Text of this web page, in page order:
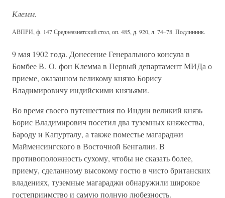
Клемм.
АВПРИ, ф. 147 Среднеазиатский стол, оп. 485, д. 920, л. 74–78. Подлинник.
9 мая 1902 года. Донесение Генерального консула в
Бомбее В. О. фон Клемма в Первый департамент МИДа о
приеме, оказанном великому князю Борису
Владимировичу индийскими князьями.
Во время своего путешествия по Индии великий князь
Борис Владимирович посетил два туземных княжества,
Бароду и Капурталу, а также поместье магараджи
Майменсингского в Восточной Бенгалии. В
противоположность сухому, чтобы не сказать более,
приему, сделанному высокому гостю в чисто британских
владениях, туземные магараджи обнаружили широкое
гостеприимство и самую полную любезность.